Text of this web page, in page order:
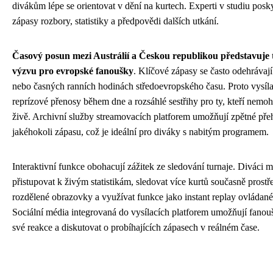
divákům lépe se orientovat v dění na kurtech. Experti v studiu
zápasy rozbory, statistiky a předpovědi dalších utkání.
Časový posun mezi Austrálií a Českou republikou představuje
výzvu pro evropské fanoušky. Klíčové zápasy se často
nebo časných ranních hodinách středoevropského času. Proto
reprízové přenosy během dne a rozsáhlé sestřihy pro ty, kteří
živě. Archivní služby streamovacích platforem umožňují zpětné
jakéhokoli zápasu, což je ideální pro diváky s nabitým programem.
Interaktivní funkce obohacují zážitek ze sledování turnaje. Diváci
přistupovat k živým statistikám, sledovat více kurtů současně
rozdělené obrazovky a využívat funkce jako instant replay
Sociální média integrovaná do vysílacích platforem umožňují
své reakce a diskutovat o probíhajících zápasech v reálném čase.